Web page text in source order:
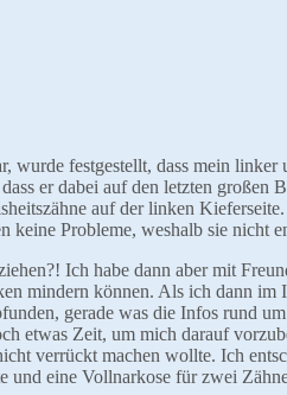
festgestellt, dass mein linker
er dabei auf den letzten großen
auf der linken
keine Probleme, weshalb sie nicht
Ich habe dann aber mit
mindern können. Als ich dann im
gerade was die Infos rund
etwas Zeit, um mich darauf
verrückt machen wollte. Ich
und eine Vollnarkose für zwei